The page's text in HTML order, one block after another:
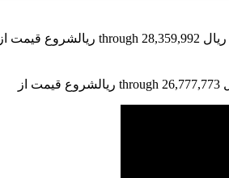
شروع قیمت از
شروع قیمت از